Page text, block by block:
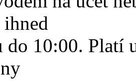
ihned
do 10:00. Platí